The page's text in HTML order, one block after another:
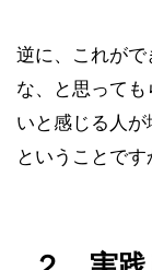
逆に、これがで
な、と思って
いと感じる人
ということです